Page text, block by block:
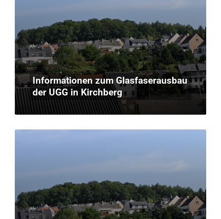
Informationen zum Glasfaserausbau
der UGG in Kirchberg